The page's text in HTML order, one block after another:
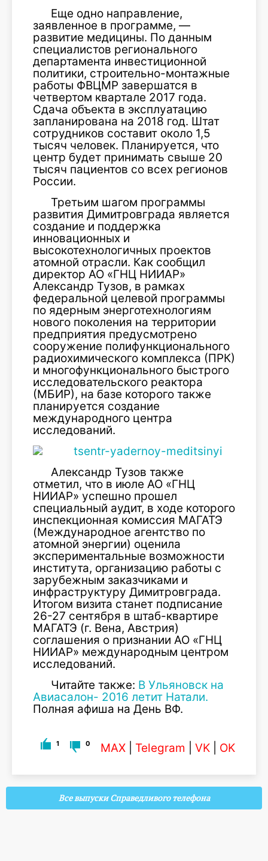
Еще одно направление,
заявленное в программе, —
развитие медицины. По данным
специалистов регионального
департамента инвестиционной
политики, строительно-монтажные
работы ФВЦМР завершатся в
четвертом квартале 2017 года.
Сдача объекта в эксплуатацию
запланирована на 2018 год. Штат
сотрудников составит около 1,5
тысяч человек. Планируется, что
центр будет принимать свыше 20
тысяч пациентов со всех регионов
России.
Третьим шагом программы
развития Димитровграда является
создание и поддержка
инновационных и
высокотехнологичных проектов
атомной отрасли. Как сообщил
директор АО «ГНЦ НИИАР»
Александр Тузов, в рамках
федеральной целевой программы
по ядерным энерготехнологиям
нового поколения на территории
предприятия предусмотрено
сооружение полифункционального
радиохимического комплекса (ПРК)
и многофункционального быстрого
исследовательского реактора
(МБИР), на базе которого также
планируется создание
международного центра
исследований.
Александр Тузов также
отметил, что в июле АО «ГНЦ
НИИАР» успешно прошел
специальный аудит, в ходе которого
инспекционная комиссия МАГАТЭ
(Международное агентство по
атомной энергии) оценила
экспериментальные возможности
института, организацию работы с
зарубежным заказчиками и
инфраструктуру Димитровграда.
Итогом визита станет подписание
26-27 сентября в штаб-квартире
МАГАТЭ (г. Вена, Австрия)
соглашения о признании АО «ГНЦ
НИИАР» международным центром
исследований.
Читайте также: В Ульяновск на
Авиасалон- 2016 летит Натали.
Полная афиша на День ВФ.
1 0 MAX Telegram VK OK
Все выпуски Справедливого телефона